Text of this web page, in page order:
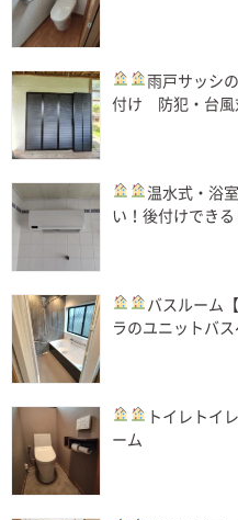
雨戸サッシ
付け 防犯・台風
温水式・浴
い！後付けでき
バスルーム
ラのユニットバ
トイレ トイ
ーム